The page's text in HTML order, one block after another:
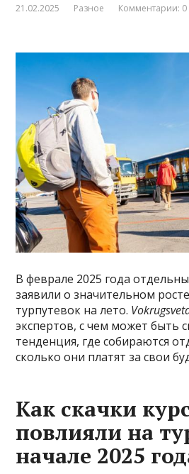
21.02.2025 Разное Комментарии: 0
В феврале 2025 года
заявили о значительном
турпутевок на лето.
экспертов, с чем может быть
тенденция, где собираются
сколько они платят за свои
Как скачки
повлияли на
начале 2025